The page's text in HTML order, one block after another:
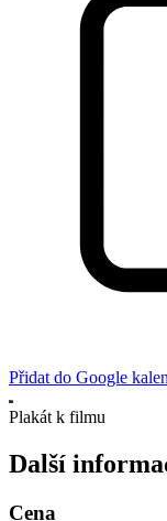
Přidat do Google
Plakát k filmu
Další
Cena